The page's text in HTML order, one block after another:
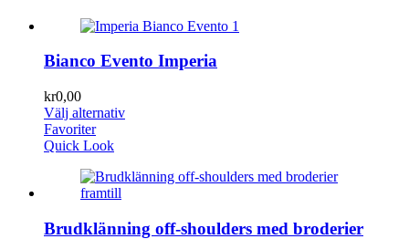
Bianco Evento Imperia
kr0,00
Välj alternativ
Favoriter
Quick Look
Brudklänning off-shoulders med broderier